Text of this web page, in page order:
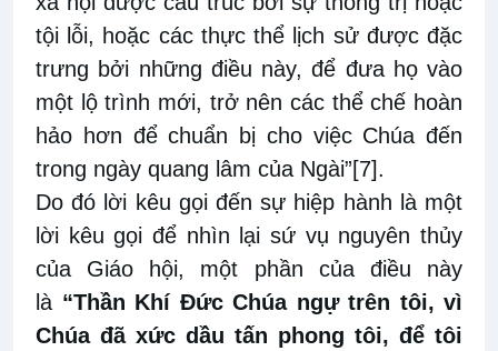
tội lỗi, hoặc các thực thể lịch sử được đặc
trưng bởi những điều này, để đưa họ vào
một lộ trình mới, trở nên các thể chế hoàn
hảo hơn để chuẩn bị cho việc Chúa đến
trong ngày quang lâm của Ngài”[7].
Do đó lời kêu gọi đến sự hiệp hành là một
lời kêu gọi để nhìn lại sứ vụ nguyên thủy
của Giáo hội, một phần của điều này
là “Thần Khí Đức Chúa ngự trên tôi, vì
Chúa đã xức dầu tấn phong tôi, để tôi